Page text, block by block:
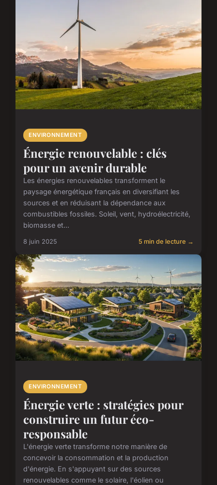
ENVIRONNEMENT
Énergie renouvelable : clés
pour un avenir durable
Les énergies renouvelables transforment le
paysage énergétique français en diversifiant les
sources et en réduisant la dépendance aux
combustibles fossiles. Soleil, vent, hydroélectricité,
biomasse et...
8 juin 2025 5 min de lecture →
ENVIRONNEMENT
Énergie verte : stratégies pour
construire un futur éco-
responsable
L'énergie verte transforme notre manière de
concevoir la consommation et la production
d'énergie. En s'appuyant sur des sources
renouvelables comme le solaire, l'éolien ou